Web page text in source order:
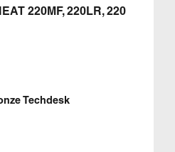
220MF, 220LR, 220
Techdesk